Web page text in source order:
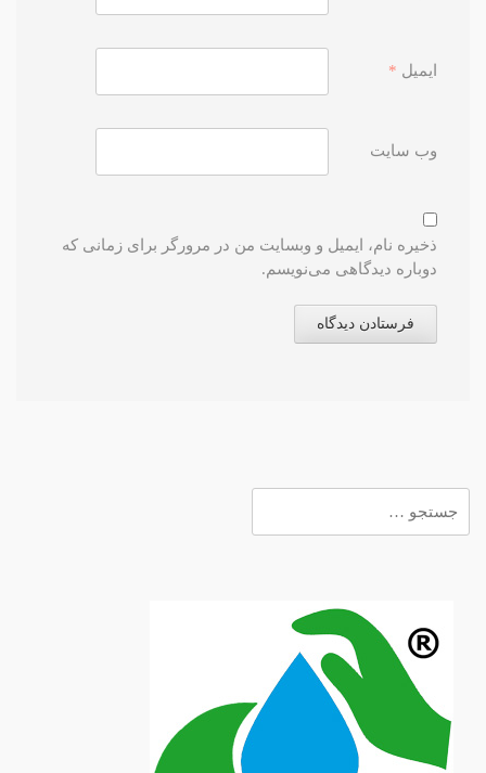
ایمیل *
وب‌ سایت
ذخیره نام، ایمیل و وبسایت من در مرورگر برای زمانی که
دوباره دیدگاهی می‌نویسم.
برای: